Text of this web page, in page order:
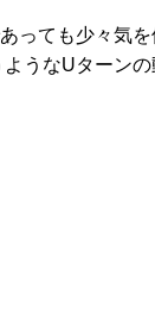
っても少々気
うなUターン